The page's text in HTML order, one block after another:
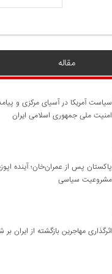
مقاله
سیاست آمریکا در آسیای مرکزی و
امنیت ملی جمهوری اسلامی ایران
پاکستان پس از عمران‌خان؛ آینده
مشروعیت سیاسی
اثرگذاری مهاجرین بازگشته از ایران